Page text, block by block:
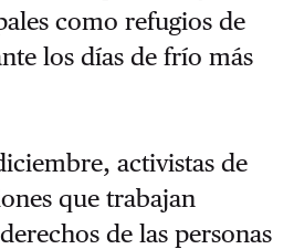
como refugios de
los días de frío más
activistas de
que trabajan
de las personas